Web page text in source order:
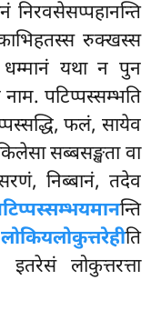
निरवसेसप्पहानन्ति
रुक्खस्स
धम्मानं यथा न पुन
पटिप्पस्सम्भति
फलं, सायेव
सब्बसङ्खता वा
निब्बानं, तदेव
न्ति
लोकियलोकुत्तरेहीति
इतरेसं लोकुत्तरत्ता